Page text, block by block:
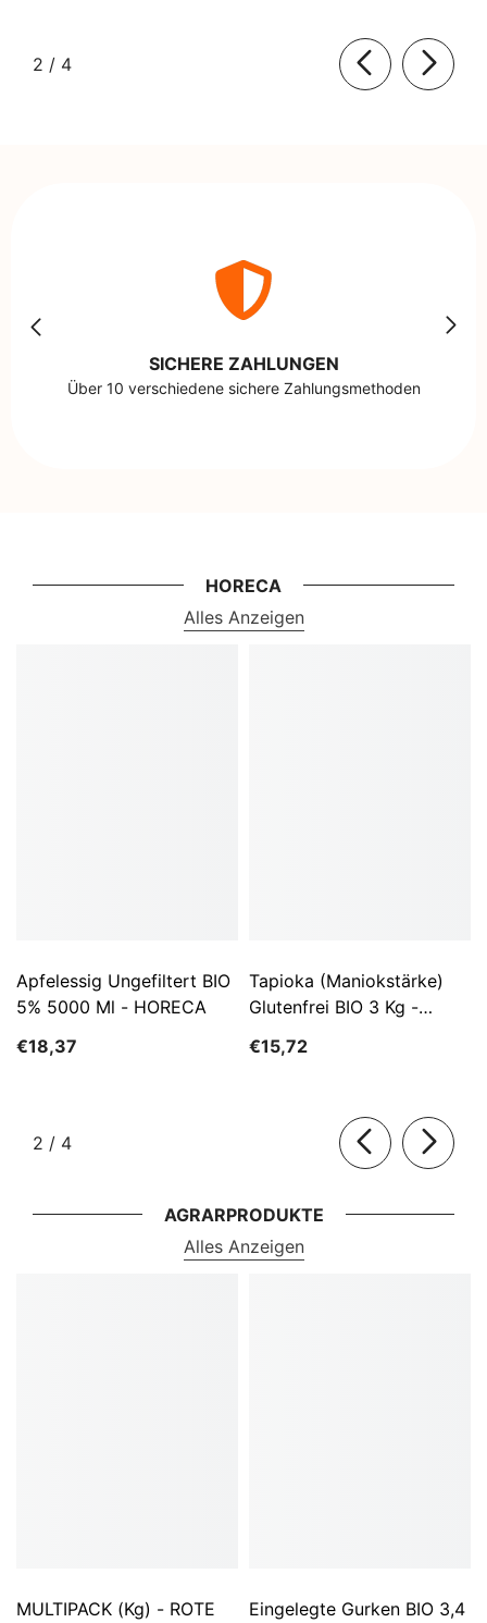
2 / von
4
SICHERE ZAHLUNGEN
Über 10 verschiedene sichere Zahlungsmethoden
HORECA
Alles Anzeigen
Apfelessig Ungefiltert BIO
5% 5000 Ml - HORECA
€18,37
Tapioka (Maniokstärke)
Glutenfrei BIO 3 Kg -
€15,72
2 / von
4
AGRARPRODUKTE
Alles Anzeigen
MULTIPACK (kg) - ROTE
Eingelegte Gurken BIO 3,4